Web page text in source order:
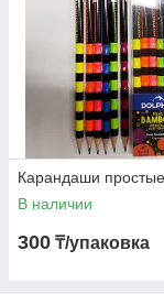
Карандаши
В наличии
300 ₸/упаковка